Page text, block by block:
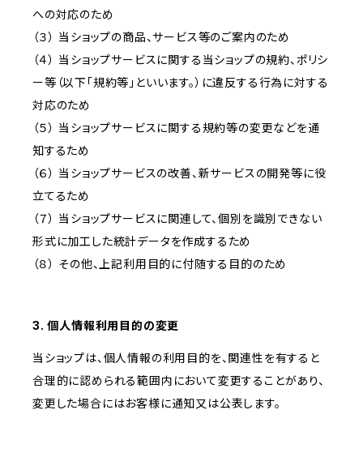
への対応のため
（３） 当ショップの商品、サービス等のご案内のため
（４） 当ショップサービスに関する当ショップの規約、ポリシ
ー等（以下「規約等」といいます。）に違反する行為に対する
対応のため
（５） 当ショップサービスに関する規約等の変更などを通
知するため
（６） 当ショップサービスの改善、新サービスの開発等に役
立てるため
（７） 当ショップサービスに関連して、個別を識別できない
形式に加工した統計データを作成するため
（８） その他、上記利用目的に付随する目的のため
3. 個人情報利用目的の変更
当ショップは、個人情報の利用目的を、関連性を有すると
合理的に認められる範囲内において変更することがあり、
変更した場合にはお客様に通知又は公表します。